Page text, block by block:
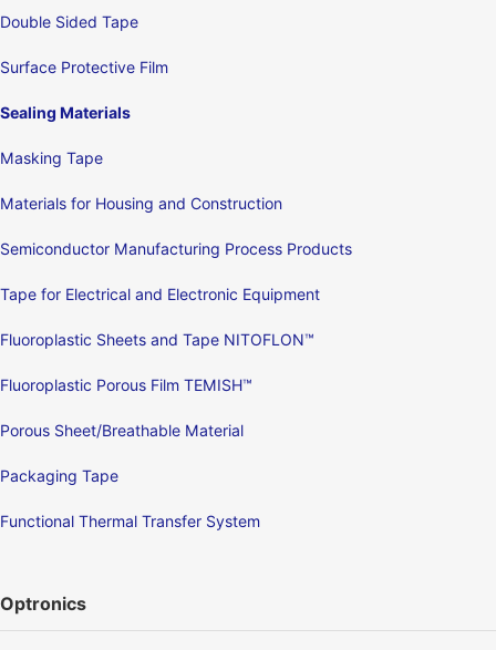
Double Sided Tape
Surface Protective Film
Sealing Materials
Masking Tape
Materials for Housing and Construction
Semiconductor Manufacturing Process Products
Tape for Electrical and Electronic Equipment
Fluoroplastic Sheets and Tape NITOFLON™
Fluoroplastic Porous Film TEMISH™
Porous Sheet/Breathable Material
Packaging Tape
Functional Thermal Transfer System
Optronics